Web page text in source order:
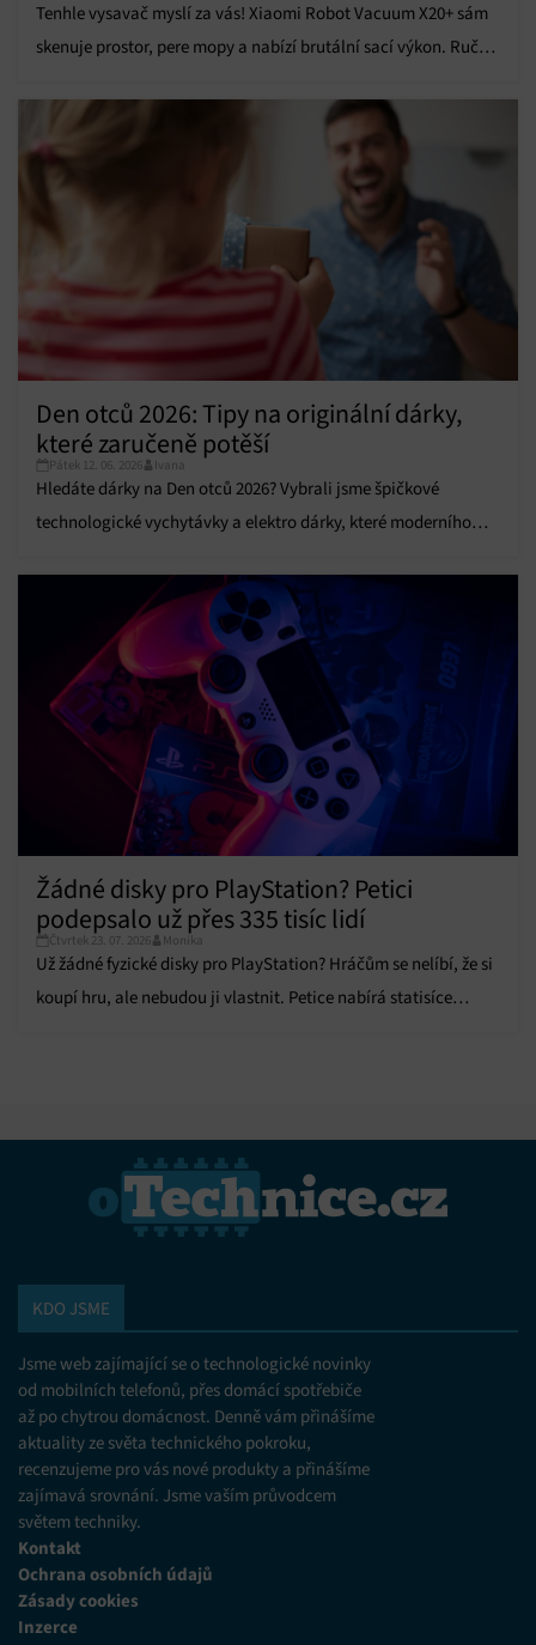
omezených údajů k výběru reklam, Vytváření profilů pro
personalizovanou reklamu, Používání profilů k výběru
personalizovaného obsahu, Použití omezených údajů k výběru
Funkce
Přiřazování a kombinování údajů z jiných zdrojů
údajů, Propojení různých zařízení, Identifikace
zařízení na základě automaticky přenášených
informací.
Zajištění bezpečnosti, předcházení a zjišťování
podvodů a odstraňování chyb, Poskytování a
zobrazování reklamy a obsahu, Ukládání a sdělování
voleb ochrany osobních údajů.
Tenhle vysavač myslí za vás! Xiaomi Robot Vacuum X20+ sám
skenuje prostor, pere mopy a nabízí brutální sací výkon. Ruční
Den otců 2026: Tipy na originální dárky,
které zaručeně potěší
Pátek 12. 06. 2026 Ivana
Hledáte dárky na Den otců 2026? Vybrali jsme špičkové
technologické vychytávky a elektro dárky, které moderního
Žádné disky pro PlayStation? Petici
podepsalo už přes 335 tisíc lidí
Čtvrtek 23. 07. 2026 Monika
Už žádné fyzické disky pro PlayStation? Hráčům se nelíbí, že si
koupí hru, ale nebudou ji vlastnit. Petice nabírá statisíce
KDO JSME
Jsme web zajímající se o technologické novinky
od mobilních telefonů, přes domácí spotřebiče
až po chytrou domácnost. Denně vám přinášíme
aktuality ze světa technického pokroku,
recenzujeme pro vás nové produkty a přinášíme
zajímavá srovnání. Jsme vaším průvodcem
světem techniky.
Kontakt
Ochrana osobních údajů
Zásady cookies
Inzerce